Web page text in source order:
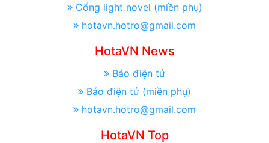
Cổng light novel (miền phụ)
hotavn.hotro@gmail.com
HotaVN News
Báo điện tử
Báo điện tử (miền phụ)
hotavn.hotro@gmail.com
HotaVN Top